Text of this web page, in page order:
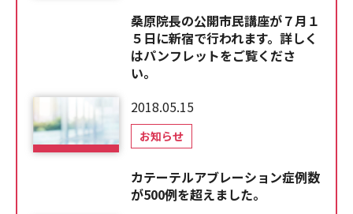
桑原院長の公開市民講座が７月１
５日に新宿で行われます。詳しく
はパンフレットをご覧くださ
い。
2018.05.15
お知らせ
カテーテルアブレーション症例数
が500例を超えました。